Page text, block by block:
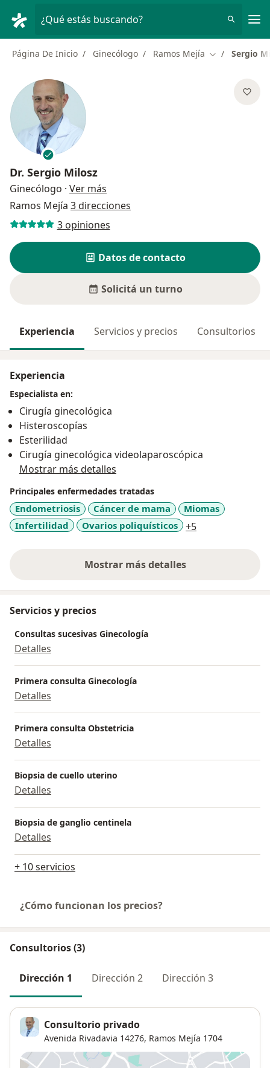
¿Qué estás buscando?
Página De Inicio Ginecólogo Ramos Mejía Cambiar de
Sergio
Dr. Sergio Milosz
Ginecólogo · Ver más
Ramos Mejía 3 direcciones
3 opiniones
Datos de contacto
Solicitá un turno
Experiencia Servicios y precios Consultorios
Experiencia
Especialista en:
Cirugía ginecológica
Histeroscopías
Esterilidad
Cirugía ginecológica videolaparoscópica
Mostrar más detalles
Principales enfermedades tratadas
Endometriosis Cáncer de mama
Miomas
Infertilidad
Ovarios poliquísticos +5
Mostrar más detalles
sobre la experiencia
Servicios y precios
Consultas sucesivas Ginecología
Detalles
Primera consulta Ginecología
Detalles
Primera consulta Obstetricia
Detalles
Biopsia de cuello uterino
Detalles
Biopsia de ganglio centinela
Detalles
+ 10 servicios
¿Cómo funcionan los precios?
Consultorios (3)
Dirección 1 Dirección 2 Dirección 3
Consultorio privado
Avenida Rivadavia 14276, Ramos Mejía 1704